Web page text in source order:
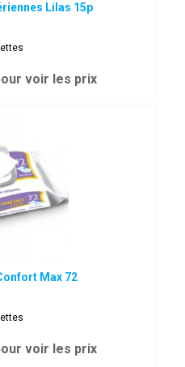
Lilas 15p
voir les prix
Max 72
voir les prix